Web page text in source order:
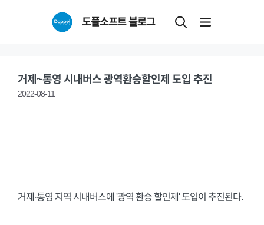
도플소프트 블로그
거제~통영 시내버스 광역환승할인제 도입 추진
2022-08-11
거제·통영 지역 시내버스에 '광역 환승 할인제' 도입이 추진된다.